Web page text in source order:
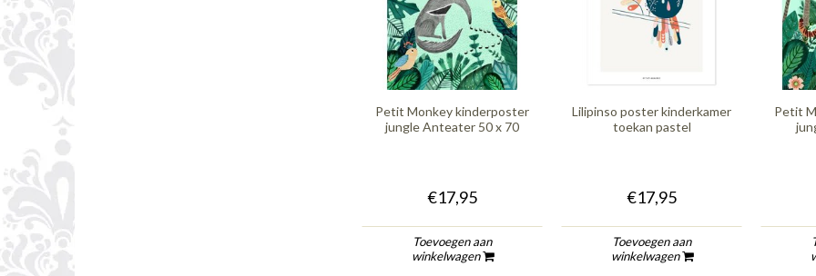
Petit Monkey kinderposter
jungle Anteater 50 x 70
€17,95
Toevoegen aan
winkelwagen
Lilipinso poster kinderkamer
toekan pastel
€17,95
Toevoegen aan
winkelwagen
Petit